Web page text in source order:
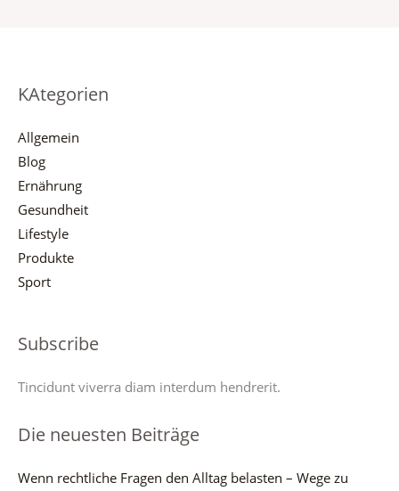
KAtegorien
Allgemein
Blog
Ernährung
Gesundheit
Lifestyle
Produkte
Sport
Subscribe
Tincidunt viverra diam interdum hendrerit.
Die neuesten Beiträge
Wenn rechtliche Fragen den Alltag belasten – Wege zu